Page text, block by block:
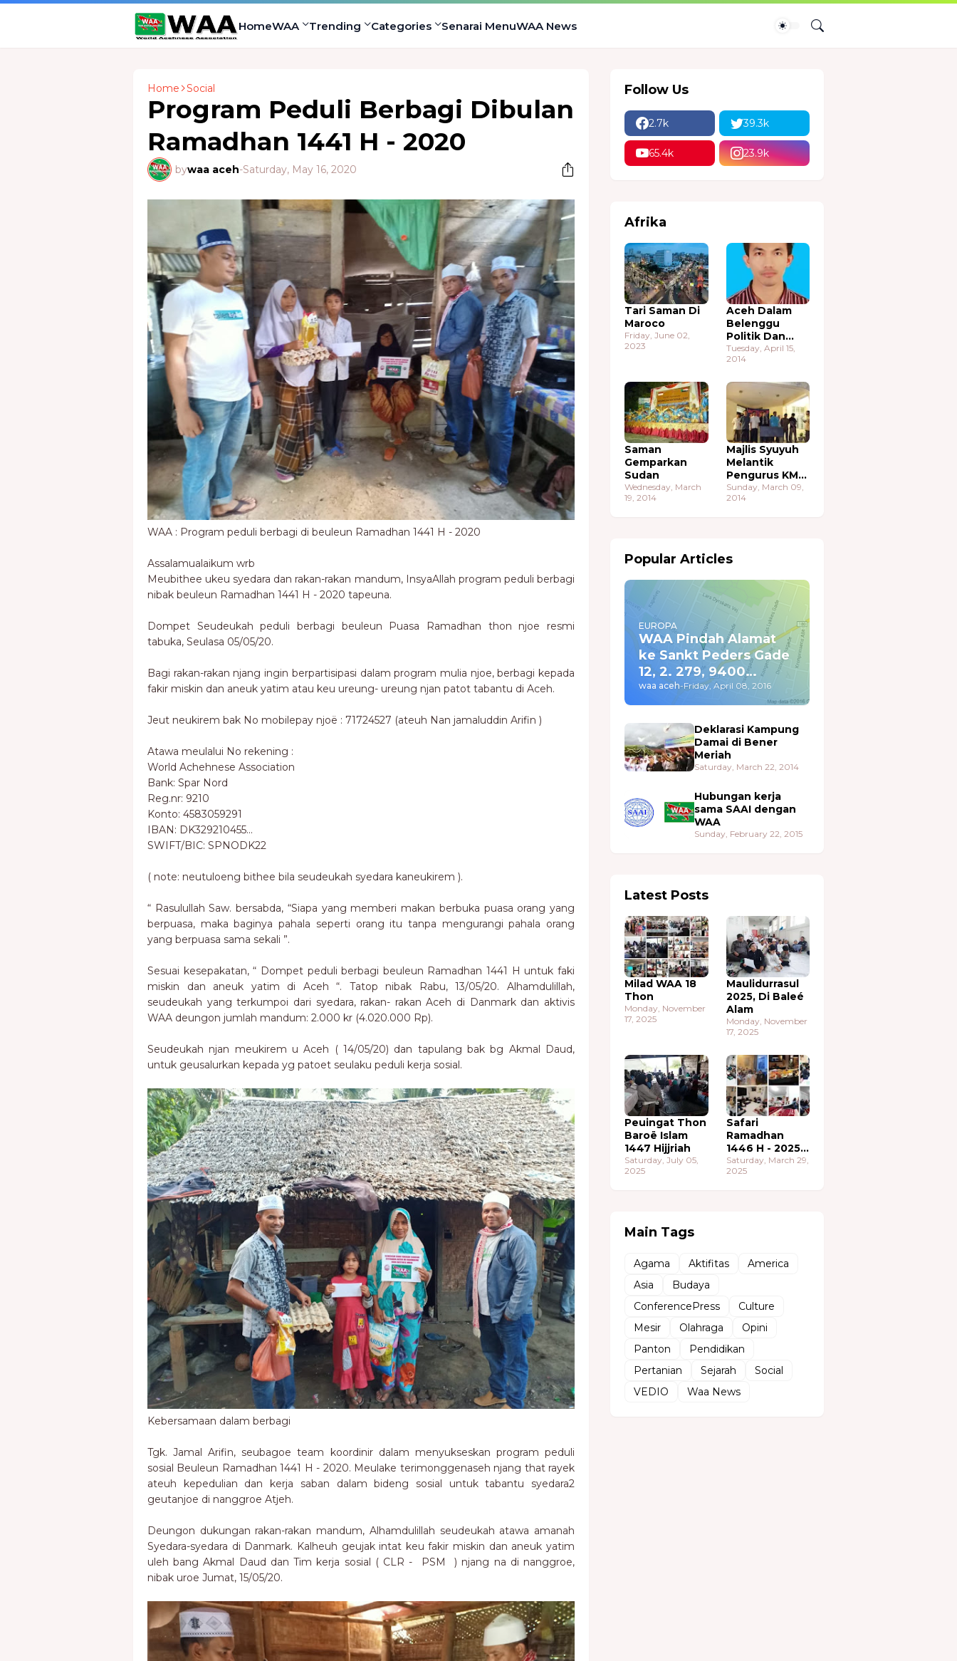
HomeWAA Trending Categories Senarai MenuWAA News
Home Social
Program Peduli Berbagi Dibulan
Ramadhan 1441 H - 2020
bywaa aceh-Saturday, May 16, 2020
WAA : Program peduli berbagi di beuleun Ramadhan 1441 H - 2020
Assalamualaikum wrb
Meubithee ukeu syedara dan rakan-rakan mandum, InsyaAllah program peduli berbagi
nibak beuleun Ramadhan 1441 H - 2020 tapeuna.
Dompet Seudeukah peduli berbagi beuleun Puasa Ramadhan thon njoe resmi
tabuka, Seulasa 05/05/20.
Bagi rakan-rakan njang ingin berpartisipasi dalam program mulia njoe, berbagi kepada
fakir miskin dan aneuk yatim atau keu ureung- ureung njan patot tabantu di Aceh.
Jeut neukirem bak No mobilepay njoë : 71724527 (ateuh Nan jamaluddin Arifin )
Atawa meulalui No rekening :
World Achehnese Association
Bank: Spar Nord
Reg.nr: 9210
Konto: 4583059291
IBAN: DK329210455...
SWIFT/BIC: SPNODK22
( note: neutuloeng bithee bila seudeukah syedara kaneukirem ).
“ Rasulullah Saw. bersabda, “Siapa yang memberi makan berbuka puasa orang yang
berpuasa, maka baginya pahala seperti orang itu tanpa mengurangi pahala orang
yang berpuasa sama sekali ”.
Sesuai kesepakatan, “ Dompet peduli berbagi beuleun Ramadhan 1441 H untuk faki
miskin dan aneuk yatim di Aceh “. Tatop nibak Rabu, 13/05/20. Alhamdulillah,
seudeukah yang terkumpoi dari syedara, rakan- rakan Aceh di Danmark dan aktivis
WAA deungon jumlah mandum: 2.000 kr (4.020.000 Rp).
Seudeukah njan meukirem u Aceh ( 14/05/20) dan tapulang bak bg Akmal Daud,
untuk geusalurkan kepada yg patoet seulaku peduli kerja sosial.
Kebersamaan dalam berbagi
Tgk. Jamal Arifin, seubagoe team koordinir dalam menyukseskan program peduli
sosial Beuleun Ramadhan 1441 H - 2020. Meulake terimonggenaseh njang that rayek
ateuh kepedulian dan kerja saban dalam bideng sosial untuk tabantu syedara2
geutanjoe di nanggroe Atjeh.
Deungon dukungan rakan-rakan mandum, Alhamdulillah seudeukah atawa amanah
Syedara-syedara di Danmark. Kalheuh geujak intat keu fakir miskin dan aneuk yatim
uleh bang Akmal Daud dan Tim kerja sosial ( CLR - PSM ) njang na di nanggroe,
nibak uroe Jumat, 15/05/20.
Follow Us
2.7k 39.3k
65.4k 23.9k
Afrika
Tari Saman Di
Maroco
Friday, June 02,
2023
Aceh Dalam
Belenggu
Politik Dan
Ekonomi
Tuesday, April 15,
2014
Saman
Gemparkan
Sudan
Wednesday, March
19, 2014
Majlis Syuyuh
Melantik
Pengurus KMA
Sudan
Sunday, March 09,
2014
Popular Articles
EUROPA
WAA Pindah Alamat
ke Sankt Peders Gade
12, 2. 279, 9400
Nørresundby
waa aceh-Friday, April 08, 2016
Deklarasi Kampung
Damai di Bener
Meriah
Saturday, March 22, 2014
Hubungan kerja
sama SAAI dengan
WAA
Sunday, February 22, 2015
Latest Posts
Milad WAA 18
Thon
Monday, November
17, 2025
Maulidurrasul
2025, Di Baleé
Alam
Monday, November
17, 2025
Peuingat Thon
Baroë Islam
1447 Hijjriah
Saturday, July 05,
2025
Safari
Ramadhan
1446 H - 2025
M
Saturday, March 29,
2025
Main Tags
Agama Aktifitas
America
Asia
Budaya
ConferencePress
Culture
Mesir
Olahraga
Opini
Panton
Pendidikan
Pertanian
Sejarah
Social
VEDIO
Waa News